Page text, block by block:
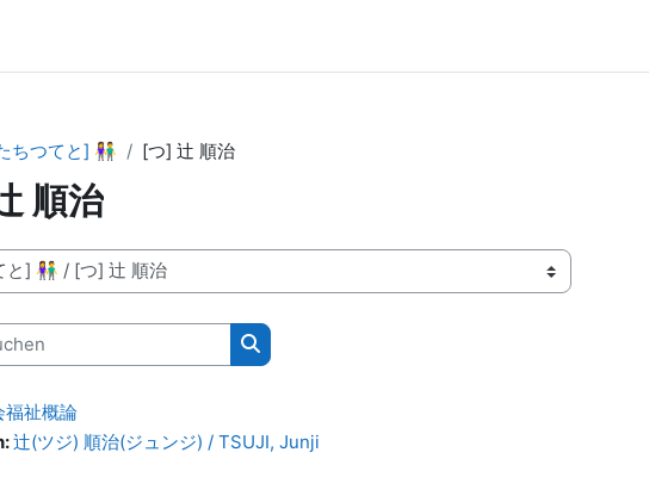
ちつてと] 👫 [つ] 辻 順治
順治
Kurse suchen
福祉概論
辻(ツジ) 順治(ジュンジ) / TSUJI, Junji